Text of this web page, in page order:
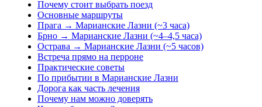
Почему стоит выбрать поезд
Основные маршруты
Прага → Марианские Лазни (~3 часа)
Брно → Марианские Лазни (~4–4,5 часа)
Острава → Марианские Лазни (~5 часов)
Встреча прямо на перроне
Практические советы
По прибытии в Марианские Лазни
Дорога как часть лечения
Почему нам можно доверять